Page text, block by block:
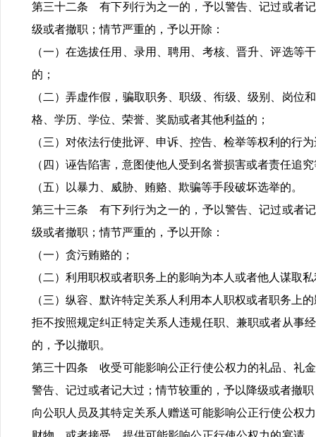
第三十二条 有下列行为之一的，予以警告、记过或者
级或者撤职；情节严重的，予以开除：
（一）在选拔任用、录用、聘用、考核、晋升、评选等
的；
（二）弄虚作假，骗取职务、职级、衔级、级别、岗位
格、学历、学位、荣誉、奖励或者其他利益的；
（三）对依法行使批评、申诉、控告、检举等权利的行
（四）诬告陷害，意图使他人受到名誉损害或者责任追
（五）以暴力、威胁、贿赂、欺骗等手段破坏选举的。
第三十三条 有下列行为之一的，予以警告、记过或者
级或者撤职；情节严重的，予以开除：
（一）贪污贿赂的；
（二）利用职权或者职务上的影响为本人或者他人谋取
（三）纵容、默许特定关系人利用本人职权或者职务上
拒不按照规定纠正特定关系人违规任职、兼职或者从事
的，予以撤职。
第三十四条 收受可能影响公正行使公权力的礼品、礼
警告、记过或者记大过；情节较重的，予以降级或者撤
向公职人员及其特定关系人赠送可能影响公正行使公权